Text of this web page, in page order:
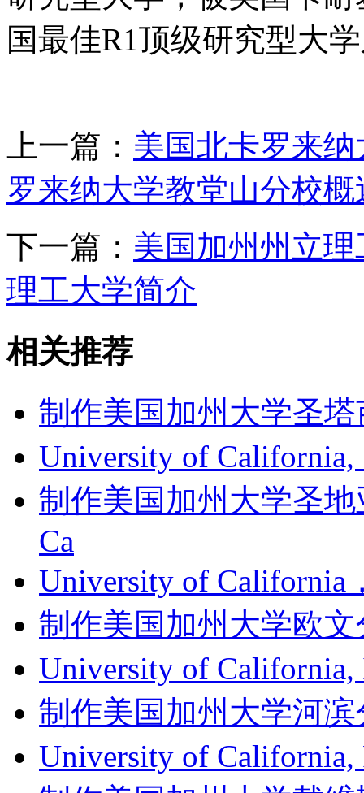
国最佳R1顶级研究型大
上一篇： 美国北卡罗来
罗来纳大学教堂山分校概
下一篇： 美国加州州立
理工大学简介
相关推荐
制作美国加州大学圣
University of California,
制作美国加州大学圣
Ca
University of California
制作美国加州大学欧
University of
制作美国加州大学河
University of